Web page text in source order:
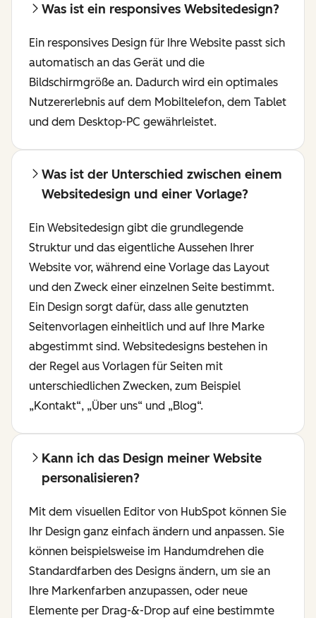
Was ist ein responsives Websitedesign?
Ein responsives Design für Ihre Website passt sich
automatisch an das Gerät und die
Bildschirmgröße an. Dadurch wird ein optimales
Nutzererlebnis auf dem Mobiltelefon, dem Tablet
und dem Desktop-PC gewährleistet.
Was ist der Unterschied zwischen einem
Websitedesign und einer Vorlage?
Ein Websitedesign gibt die grundlegende
Struktur und das eigentliche Aussehen Ihrer
Website vor, während eine Vorlage das Layout
und den Zweck einer einzelnen Seite bestimmt.
Ein Design sorgt dafür, dass alle genutzten
Seitenvorlagen einheitlich und auf Ihre Marke
abgestimmt sind. Websitedesigns bestehen in
der Regel aus Vorlagen für Seiten mit
unterschiedlichen Zwecken, zum Beispiel
„Kontakt“, „Über uns“ und „Blog“.
Kann ich das Design meiner Website
personalisieren?
Mit dem visuellen Editor von HubSpot können Sie
Ihr Design ganz einfach ändern und anpassen. Sie
können beispielsweise im Handumdrehen die
Standardfarben des Designs ändern, um sie an
Ihre Markenfarben anzupassen, oder neue
Elemente per Drag-&-Drop auf eine bestimmte